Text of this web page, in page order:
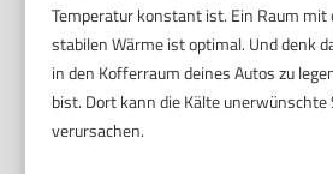
Temperatur konstant ist. Ein Raum mit
stabilen Wärme ist optimal. Und denk
in den Kofferraum deines Autos zu
bist. Dort kann die Kälte unerwünschte
verursachen.